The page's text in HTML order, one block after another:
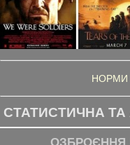
НОРМИ
СТАТИСТИЧНА ТА
ОЗБРОЄННЯ